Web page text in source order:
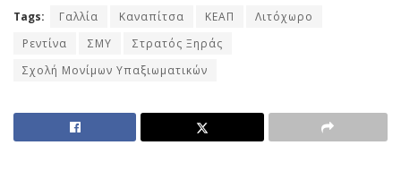
Tags: Γαλλία Καναπίτσα ΚΕΑΠ
Λιτόχωρο
Ρεντίνα
ΣΜΥ
Στρατός Ξηράς
Σχολή Μονίμων Υπαξιωματικών